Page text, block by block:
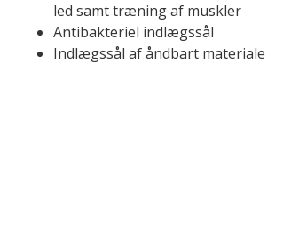
led samt træning af muskler
Antibakteriel indlægssål
Indlægssål af åndbart materiale